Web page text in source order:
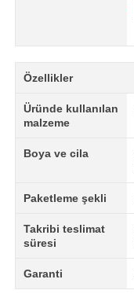
Özellikler
Üründe kullanılan
malzeme
Boya ve cila
Paketleme şekli
Takribi teslimat
süresi
Garanti